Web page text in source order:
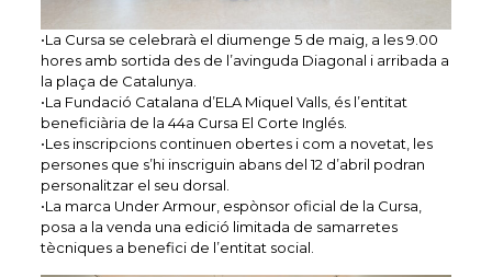
•La Cursa se celebrarà el diumenge 5 de maig, a les 9.00
hores amb sortida des de l’avinguda Diagonal i arribada a
la plaça de Catalunya.
•La Fundació Catalana d’ELA Miquel Valls, és l’entitat
beneficiària de la 44a Cursa El Corte Inglés.
•Les inscripcions continuen obertes i com a novetat, les
persones que s’hi inscriguin abans del 12 d’abril podran
personalitzar el seu dorsal.
•La marca Under Armour, espònsor oficial de la Cursa,
posa a la venda una edició limitada de samarretes
tècniques a benefici de l’entitat social.